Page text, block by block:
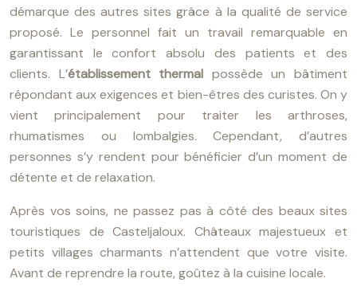
démarque des autres sites grâce à la qualité de service
proposé. Le personnel fait un travail remarquable en
garantissant le confort absolu des patients et des
clients. L’établissement thermal possède un bâtiment
répondant aux exigences et bien-êtres des curistes. On y
vient principalement pour traiter les arthroses,
rhumatismes ou lombalgies. Cependant, d’autres
personnes s’y rendent pour bénéficier d’un moment de
détente et de relaxation.
Après vos soins, ne passez pas à côté des beaux sites
touristiques de Casteljaloux. Châteaux majestueux et
petits villages charmants n’attendent que votre visite.
Avant de reprendre la route, goûtez à la cuisine locale.